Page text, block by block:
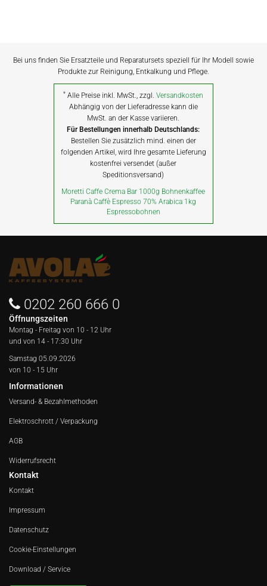
Bei uns finden Sie Ersatzteile und Reparatursets speziell für Ihr Modell sowie
Produkte zur Reinigung, Entkalkung und Pflege.
* Alle Preise inkl. MwSt., zzgl.Versandkosten
Abhängig von der Lieferadresse kann die
MwSt. an der Kasse variieren.
Für Bestellungen innerhalb Deutschlands:
Bestellen Sie zusätzlich mind. einen der
folgenden Artikel, wird Ihre gesamte Lieferung
kostenfrei versendet (außer
Speditionsversand)
Moretti Caffe Crema Bar 1000g Bohnenkaffee
Paranà Caffè Espresso 70% Arabica 1kg
Espressobohnen
0202 260 666 0
Öffnungszeiten
Montag - Freitag von 10 - 12 Uhr
und von 14 - 17:30 Uhr
Samstag 05.09.2026
von 10 - 15 Uhr
Informationen
Versand- & Bezahlmethoden
Elektroschrott / Verpackung
AGB
Widerrufsrecht
Kontakt
Kontakt
Impressum
Datenschutz
Cookie-Einstellungen
Download / Service